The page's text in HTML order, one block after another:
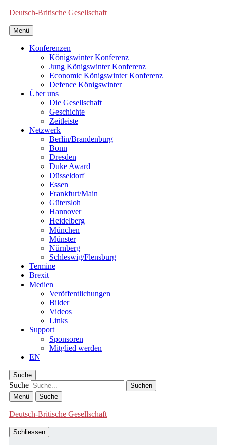
Deutsch-Britische Gesellschaft
Menü
Konferenzen
Königswinter Konferenz
Jung Königswinter Konferenz
Economic Königswinter Konferenz
Defence Königswinter
Über uns
Die Gesellschaft
Geschichte
Zeitleiste
Netzwerk
Berlin/Brandenburg
Bonn
Dresden
Duke Award
Düsseldorf
Essen
Frankfurt/Main
Gütersloh
Hannover
Heidelberg
München
Münster
Nürnberg
Schleswig/Flensburg
Termine
Brexit
Medien
Veröffentlichungen
Bilder
Videos
Links
Support
Sponsoren
Mitglied werden
EN
Suche
Suche
Menü Suche
Deutsch-Britische Gesellschaft
Schliessen